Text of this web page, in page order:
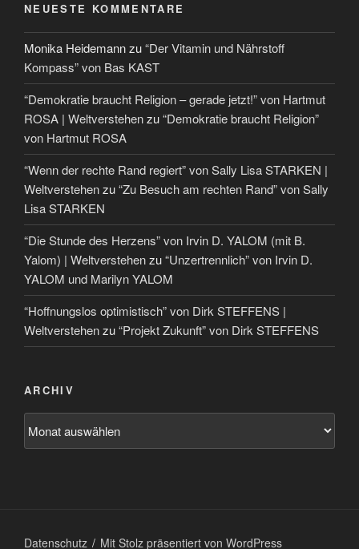
NEUESTE KOMMENTARE
Monika Heidemannzu“Der Vitamin und Nährstoff
Kompass” von Bas KAST
“Demokratie braucht Religion – gerade jetzt!” von Hartmut
ROSA | Weltverstehenzu“Demokratie braucht Religion”
von Hartmut ROSA
“Wenn der rechte Rand regiert” von Sally Lisa STARKEN |
Weltverstehenzu“Zu Besuch am rechten Rand” von Sally
Lisa STARKEN
“Die Stunde des Herzens” von Irvin D. YALOM (mit B.
Yalom) | Weltverstehenzu“Unzertrennlich” von Irvin D.
YALOM und Marilyn YALOM
“Hoffnungslos optimistisch” von Dirk STEFFENS |
Weltverstehenzu“Projekt Zukunft” von Dirk STEFFENS
ARCHIV
Datenschutz Mit Stolz präsentiert von WordPress